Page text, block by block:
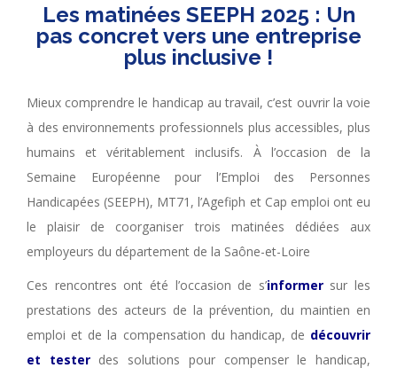
Les matinées SEEPH 2025 : Un
pas concret vers une entreprise
plus inclusive !
Mieux comprendre le handicap au travail, c’est ouvrir la voie
à des environnements professionnels plus accessibles, plus
humains et véritablement inclusifs. À l’occasion de la
Semaine Européenne pour l’Emploi des Personnes
Handicapées (SEEPH), MT71, l’Agefiph et Cap emploi ont eu
le plaisir de coorganiser trois matinées dédiées aux
employeurs du département de la Saône-et-Loire
Ces rencontres ont été l’occasion de s’informer sur les
prestations des acteurs de la prévention, du maintien en
emploi et de la compensation du handicap, de découvrir
et testerdes solutions pour compenser le handicap,